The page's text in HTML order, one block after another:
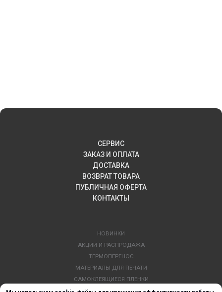
СЕРВИС
ЗАКАЗ И ОПЛАТА
ДОСТАВКА
ВОЗВРАТ ТОВАРА
ПУБЛИЧНАЯ ОФЕРТА
КОНТАКТЫ
НОВИНКИ
АКЦИИ И РАСПРОДАЖА
ТЕРМОПЕРЕНОС
МАТЕРИАЛЫ ДЛЯ ПЕЧАТИ
САМОКЛЕЯЩИЕСЯ ПЛЕНКИ
ЛИСТОВЫЕ МАТЕРИАЛЫ